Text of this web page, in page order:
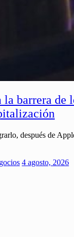
la barrera de
después de
4 agosto, 2026